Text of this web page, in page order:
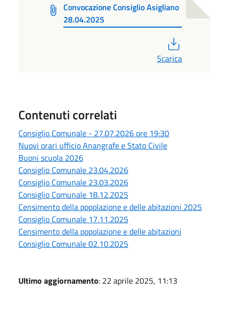
Convocazione Consiglio Asigliano
28.04.2025
Scarica
Contenuti correlati
Consiglio Comunale - 27.07.2026 ore 19:30
Nuovi orari ufficio Anangrafe e Stato Civile
Buoni scuola 2026
Consiglio Comunale 23.04.2026
Consiglio Comunale 23.03.2026
Consiglio Comunale 18.12.2025
Censimento della popolazione e delle abitazioni 2025
Consiglio Comunale 17.11.2025
Censimento della popolazione e delle abitazioni
Consiglio Comunale 02.10.2025
Ultimo aggiornamento: 22 aprile 2025, 11:13